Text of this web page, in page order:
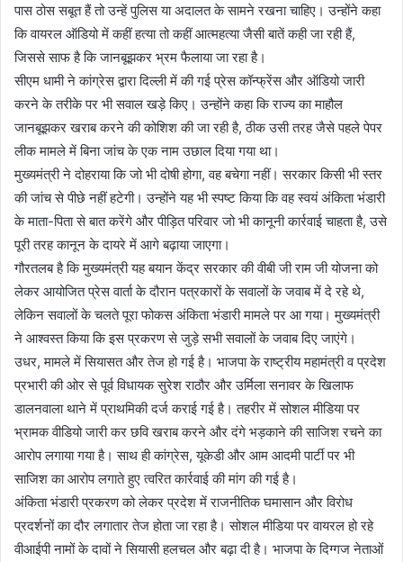
पास ठोस सबूत हैं तो उन्हें पुलिस या अदालत के सामने रखना चाहिए। उन्होंने कहा
कि वायरल ऑडियो में कहीं हत्या तो कहीं आत्महत्या जैसी बातें कही जा रही हैं,
जिससे साफ है कि जानबूझकर भ्रम फैलाया जा रहा है।
सीएम धामी ने कांग्रेस द्वारा दिल्ली में की गई प्रेस कॉन्फ्रेंस और ऑडियो जारी
करने के तरीके पर भी सवाल खड़े किए। उन्होंने कहा कि राज्य का माहौल
जानबूझकर खराब करने की कोशिश की जा रही है, ठीक उसी तरह जैसे पहले पेपर
लीक मामले में बिना जांच के एक नाम उछाल दिया गया था।
मुख्यमंत्री ने दोहराया कि जो भी दोषी होगा, वह बचेगा नहीं। सरकार किसी भी स्तर
की जांच से पीछे नहीं हटेगी। उन्होंने यह भी स्पष्ट किया कि वह स्वयं अंकिता भंडारी
के माता-पिता से बात करेंगे और पीड़ित परिवार जो भी कानूनी कार्रवाई चाहता है, उसे
पूरी तरह कानून के दायरे में आगे बढ़ाया जाएगा।
गौरतलब है कि मुख्यमंत्री यह बयान केंद्र सरकार की वीबी जी राम जी योजना को
लेकर आयोजित प्रेस वार्ता के दौरान पत्रकारों के सवालों के जवाब में दे रहे थे,
लेकिन सवालों के चलते पूरा फोकस अंकिता भंडारी मामले पर आ गया। मुख्यमंत्री
ने आश्वस्त किया कि इस प्रकरण से जुड़े सभी सवालों के जवाब दिए जाएंगे।
उधर, मामले में सियासत और तेज हो गई है। भाजपा के राष्ट्रीय महामंत्री व प्रदेश
प्रभारी की ओर से पूर्व विधायक सुरेश राठौर और उर्मिला सनावर के खिलाफ
डालनवाला थाने में प्राथमिकी दर्ज कराई गई है। तहरीर में सोशल मीडिया पर
भ्रामक वीडियो जारी कर छवि खराब करने और दंगे भड़काने की साजिश रचने का
आरोप लगाया गया है। साथ ही कांग्रेस, यूकेडी और आम आदमी पार्टी पर भी
साजिश का आरोप लगाते हुए त्वरित कार्रवाई की मांग की गई है।
अंकिता भंडारी प्रकरण को लेकर प्रदेश में राजनीतिक घमासान और विरोध
प्रदर्शनों का दौर लगातार तेज होता जा रहा है। सोशल मीडिया पर वायरल हो रहे
वीआईपी नामों के दावों ने सियासी हलचल और बढ़ा दी है। भाजपा के दिग्गज नेताओं